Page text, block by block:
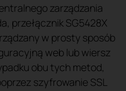
zarządzania
przełącznik SG5428X
w prosty sposób
web lub wiersz
obu tych metod,
szyfrowanie SSL